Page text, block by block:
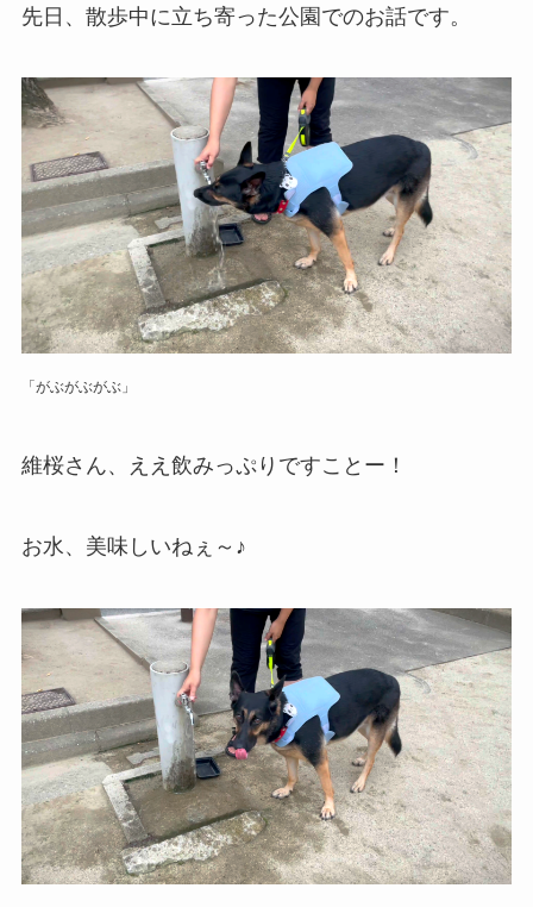
先日、散歩中に立ち寄った公園でのお話です。
「がぶがぶがぶ」
維桜さん、ええ飲みっぷりですことー！
お水、美味しいねぇ～♪